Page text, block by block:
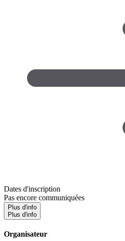
Dates d'inscription
Pas encore communiquées
Plus d'info
Plus d'info
Organisateur